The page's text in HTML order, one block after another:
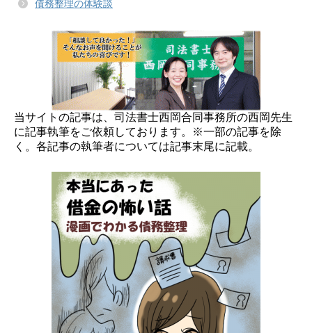
債務整理の体験談
当サイトの記事は、司法書士西岡合同事務所の西岡先生
に記事執筆をご依頼しております。※一部の記事を除
く。各記事の執筆者については記事末尾に記載。